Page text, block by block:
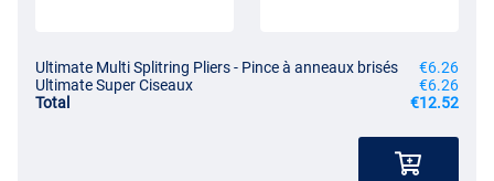
Ultimate Multi Splitring Pliers - Pince à anneaux brisés
€6.26
Ultimate Super Ciseaux
€6.26
Total
€12.52